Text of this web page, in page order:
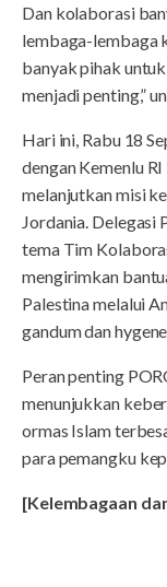
Dan kolaborasi
lembaga-lembaga
banyak pihak
menjadi penting,”
Hari ini, Rabu 18
dengan Kemenlu
melanjutkan misi
Jordania. Delegasi
tema Tim
mengirimkan
Palestina melalui
gandum dan
Peran penting
menunjukkan
ormas Islam
para pemangku
[Kelembagaan